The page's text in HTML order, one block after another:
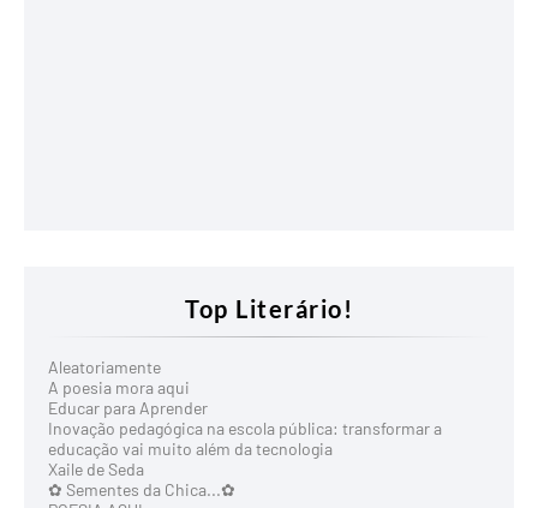
Top Literário!
Aleatoriamente
A poesia mora aqui
Educar para Aprender
Inovação pedagógica na escola pública: transformar a
educação vai muito além da tecnologia
Xaile de Seda
✿ Sementes da Chica...✿